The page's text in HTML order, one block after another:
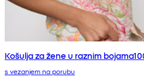
Košulja za žene u raznim
s vezanjem na porubu